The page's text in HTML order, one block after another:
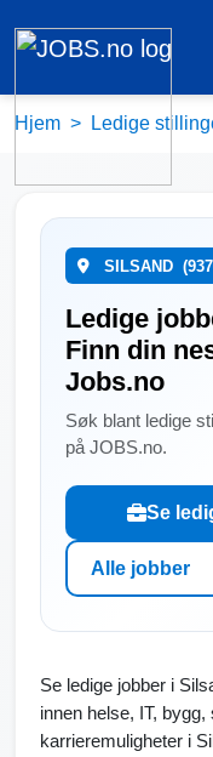
Hjem Ledige
SILSAND
Ledige
Finn din
Jobs.no
Søk blant ledige
på JOBS.no.
Se
Alle jobber
Se ledige jobber i
innen helse, IT,
karrieremuligheter i